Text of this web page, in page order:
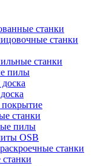
станки
станки
станки
пилы
станки
пилы
OSB
станки